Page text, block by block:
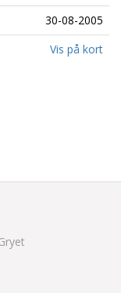
30-08-2005
Vis på kort